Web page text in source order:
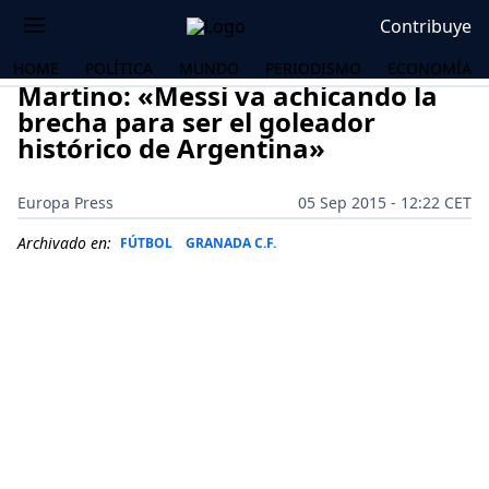
Contribuye
HOME POLÍTICA MUNDO PERIODISMO ECONOMÍA
Martino: «Messi va achicando la
brecha para ser el goleador
histórico de Argentina»
Europa Press
05 Sep 2015 - 12:22 CET
Archivado en: FÚTBOL GRANADA C.F.